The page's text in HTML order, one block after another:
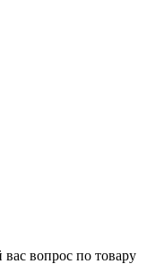
вопрос по товару